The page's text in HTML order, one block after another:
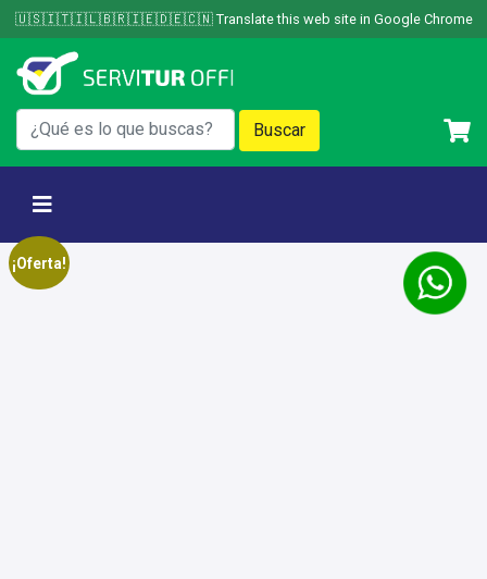
Skip
to
content
🇺🇸🇮🇹🇮🇱🇧🇷🇮🇪🇩🇪🇨🇳 Translate this web site in Google Chrome
¡Oferta!